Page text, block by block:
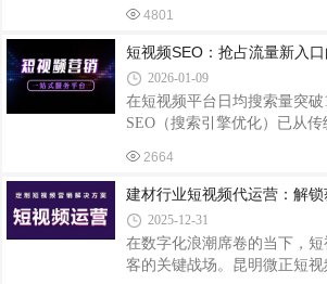
台算法调整内容方向（如抖音
值
力，此时选择专业的短视频代
要。以下是在昆明挑选专业短
关键要点。考察团队经验与案
队通常对短视频行业的规则和
查看团队过往的运营案例，重
否与自身企业相关。例如，
找有成功运营餐饮类短视频账
4801
短视频SEO：抢占流量新入
2026-01-09
在短视频平台日均搜索量突破
SEO（搜索引擎优化）已从
中精准触达目标用户，实现低
键词布局：搭建搜索流量桥梁
通过抖音“巨量算数”、微信指
索高频词（如“夏季穿搭”“昆
尾词（如“小个子夏季穿搭显
景。某美妆账号通过布局“油
2664
建材行业短视频代运营：解
2025-12-31
在数字化浪潮席卷的当下，
客的关键战场。昆明微正短